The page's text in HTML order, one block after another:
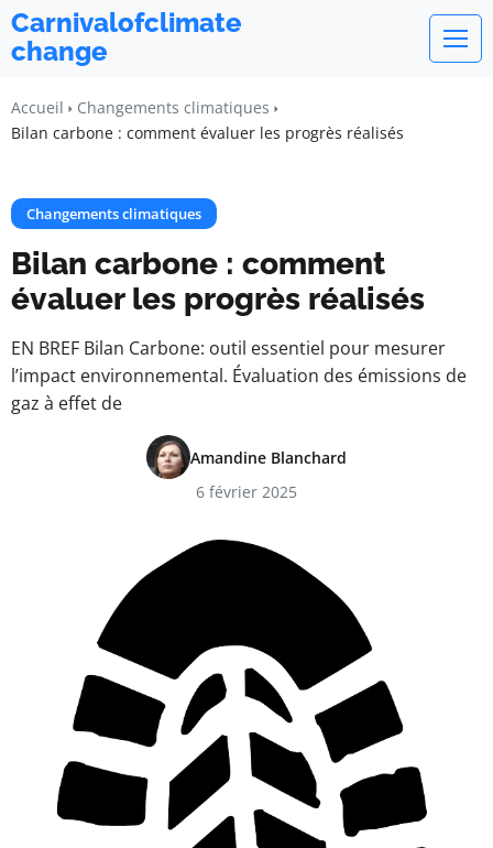
Carnivalofclimate
change
Accueil
Changements climatiques
Bilan carbone : comment évaluer les progrès réalisés
Changements climatiques
Bilan carbone : comment
évaluer les progrès réalisés
EN BREF Bilan Carbone: outil essentiel pour mesurer
l’impact environnemental. Évaluation des émissions de
gaz à effet de
Amandine Blanchard
6 février 2025